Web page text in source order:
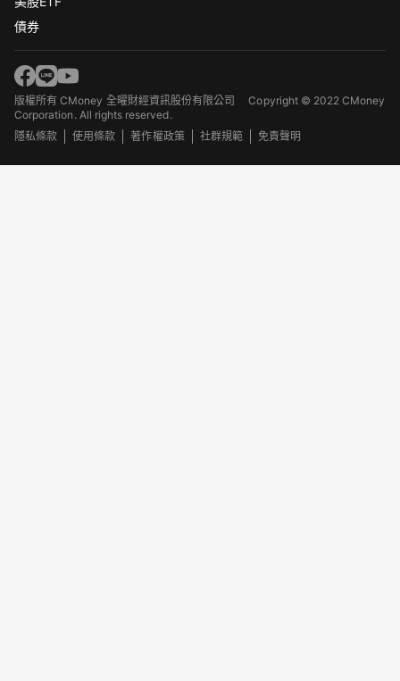
債券
版權所有 CMoney 全曜財經資訊股份有限公司Copyright © 2022 CMoney
Corporation. All rights reserved.
隱私條款
使用條款 著作權政策 社群規範 免責聲明